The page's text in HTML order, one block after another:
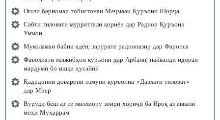
Оғози барномаи тобистонаи Маҷмааи Қуръони Шорҷа
Сабти тиловати мурраттали қориён дар Радиои Қуръони
Уммон
Муколамаи байни адён; зарурате раднопазир дар Фаронса
Фаъолияти мавкибҳои қуръонӣ дар Арбаин; пайванди идораи
мардумӣ бо ишқи ҳусайнӣ
Қадрдонии доварони озмуни қуръонии «Давлати тиловат»
дар Миср
Вуруди беш аз се миллиону зоири хориҷӣ ба Ироқ аз аввали
моҳи Муҳаррам